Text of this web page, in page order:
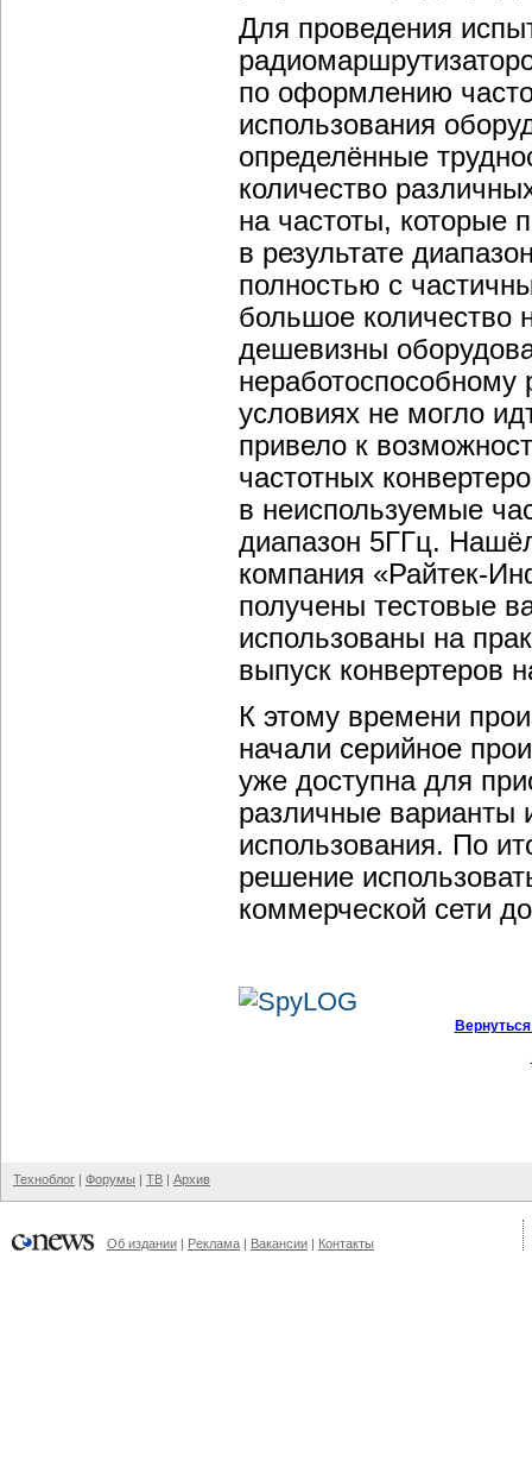
Для проведения
по оформлению
использования
определённые
количество
на частоты, которые
в результате
полностью с
большое количество
дешевизны
неработоспособному
условиях не могло
привело к
частотных
в неиспользуемые
диапазон 5ГГц.
компания «Райтек-
получены тестовые
использованы на
выпуск конвертеров
К этому времени
начали серийное
уже доступна для
различные варианты
использования. По
решение
коммерческой сети
Техноблог | Форумы | ТВ | Архив
Об издании | Реклама | Вакансии | Контакты